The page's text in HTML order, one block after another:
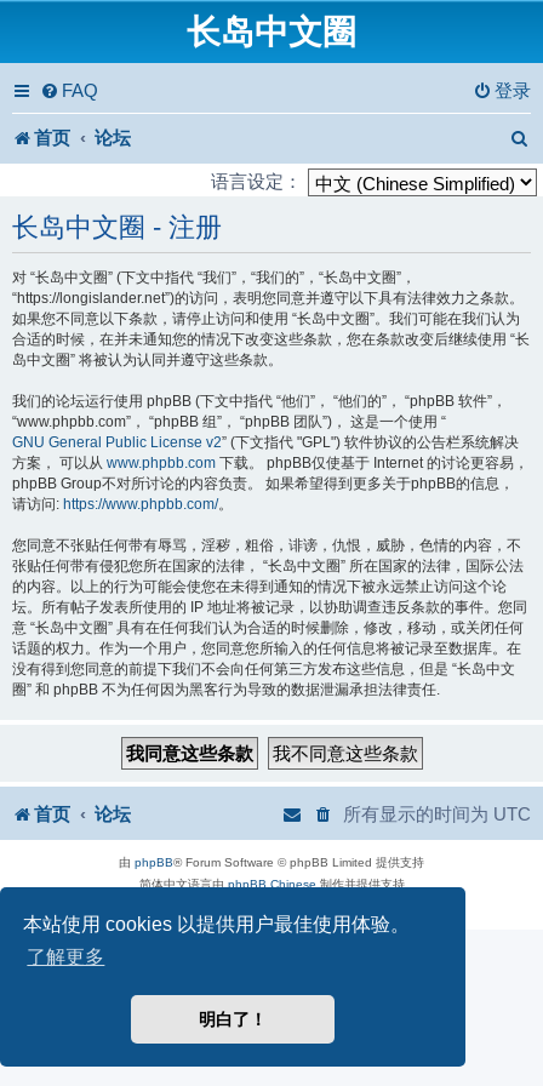
本站使用 cookies 以提供用户最佳使用体验。
了解更多
明白了！
长岛中文圈
FAQ 登录
首页 论坛
语言设定：
长岛中文圈 - 注册
对 “长岛中文圈” (下文中指代 “我们”，“我们的”，“长岛中文圈”，
“https://longislander.net”)的访问，表明您同意并遵守以下具有法律效力之条款。
如果您不同意以下条款，请停止访问和使用 “长岛中文圈”。我们可能在我们认为
合适的时候，在并未通知您的情况下改变这些条款，您在条款改变后继续使用 “长
岛中文圈” 将被认为认同并遵守这些条款。
我们的论坛运行使用 phpBB (下文中指代 “他们”， “他们的”， “phpBB 软件”，
“www.phpbb.com”， “phpBB 组”， “phpBB 团队”)， 这是一个使用 “
GNU General Public License v2” (下文指代 "GPL") 软件协议的公告栏系统解决
方案， 可以从 www.phpbb.com 下载。 phpBB仅使基于 Internet 的讨论更容易，
phpBB Group不对所讨论的内容负责。 如果希望得到更多关于phpBB的信息，
请访问: https://www.phpbb.com/。
您同意不张贴任何带有辱骂，淫秽，粗俗，诽谤，仇恨，威胁，色情的内容，不
张贴任何带有侵犯您所在国家的法律， “长岛中文圈” 所在国家的法律，国际公法
的内容。以上的行为可能会使您在未得到通知的情况下被永远禁止访问这个论
坛。所有帖子发表所使用的 IP 地址将被记录，以协助调查违反条款的事件。您同
意 “长岛中文圈” 具有在任何我们认为合适的时候删除，修改，移动，或关闭任何
话题的权力。作为一个用户，您同意您所输入的任何信息将被记录至数据库。在
没有得到您同意的前提下我们不会向任何第三方发布这些信息，但是 “长岛中文
圈” 和 phpBB 不为任何因为黑客行为导致的数据泄漏承担法律责任.
首页 论坛 所有显示的时间为 UTC
由 phpBB® Forum Software © phpBB Limited 提供支持
简体中文语言由 phpBB Chinese 制作并提供支持